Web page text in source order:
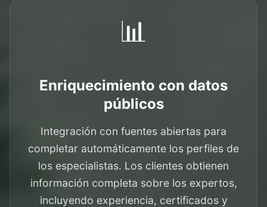
📊
Enriquecimiento con datos
públicos
Integración con fuentes abiertas para
completar automáticamente los perfiles de
los especialistas. Los clientes obtienen
información completa sobre los expertos,
incluyendo experiencia, certificados y